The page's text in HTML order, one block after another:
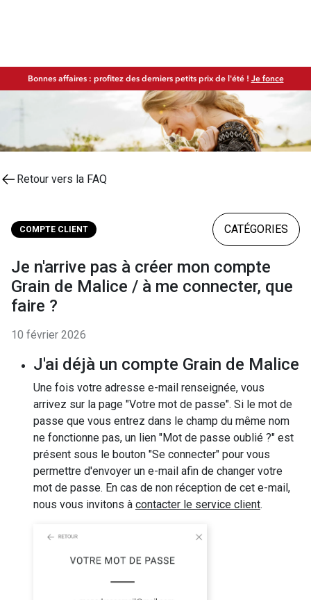
Bonnes affaires : profitez des derniers petits prix de l'été ! Je fonce
Retour vers la FAQ
COMPTE CLIENT CATÉGORIES
Je n'arrive pas à créer mon compte
Grain de Malice / à me connecter, que
faire ?
10 février 2026
J'ai déjà un compte Grain de Malice
Une fois votre adresse e-mail renseignée, vous
arrivez sur la page "Votre mot de passe". Si le mot de
passe que vous entrez dans le champ du même nom
ne fonctionne pas, un lien "Mot de passe oublié ?" est
présent sous le bouton "Se connecter" pour vous
permettre d'envoyer un e-mail afin de changer votre
mot de passe. En cas de non réception de cet e-mail,
nous vous invitons à contacter le service client.